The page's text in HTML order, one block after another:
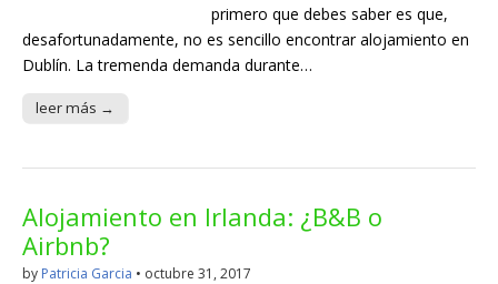
primero que debes saber es que,
desafortunadamente, no es sencillo encontrar alojamiento en
Dublín. La tremenda demanda durante…
leer más →
Alojamiento en Irlanda: ¿B&B o
Airbnb?
by Patricia Garcia • octubre 31, 2017